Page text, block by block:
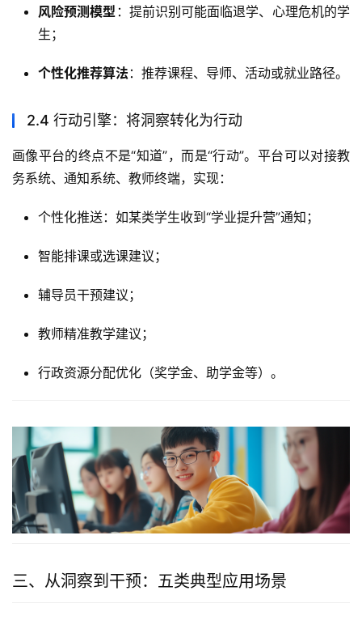
风险预测模型 ：提前识别可能面临退学、心理危机的学
生；
个性化推荐算法 ：推荐课程、导师、活动或就业路径。
2.4 行动引擎：将洞察转化为行动
画像平台的终点不是“知道”，而是“行动”。平台可以对接教
务系统、通知系统、教师终端，实现：
个性化推送：如某类学生收到“学业提升营”通知；
智能排课或选课建议；
辅导员干预建议；
教师精准教学建议；
行政资源分配优化（奖学金、助学金等）。
三、从洞察到干预：五类典型应用场景